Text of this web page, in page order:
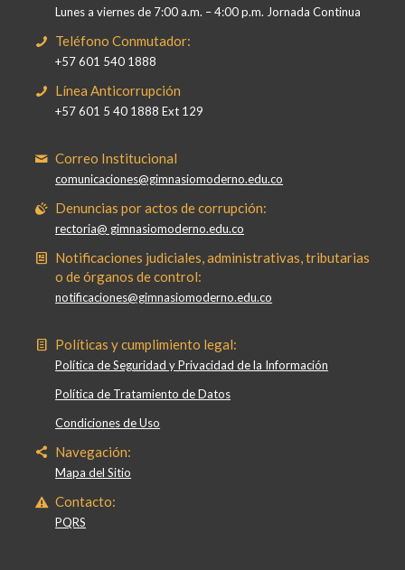
Lunes a viernes de 7:00 a.m. – 4:00 p.m. Jornada Continua
Teléfono Conmutador:
+57 601 540 1888
Línea Anticorrupción
+57 601 5 40 1888 Ext 129
Correo Institucional
comunicaciones@gimnasiomoderno.edu.co
Denuncias por actos de corrupción:
rectoria@ gimnasiomoderno.edu.co
Notificaciones judiciales, administrativas, tributarias
o de órganos de control:
notificaciones@gimnasiomoderno.edu.co
Políticas y cumplimiento legal:
Política de Seguridad y Privacidad de la Información
Política de Tratamiento de Datos
Condiciones de Uso
Navegación:
Mapa del Sitio
Contacto:
PQRS